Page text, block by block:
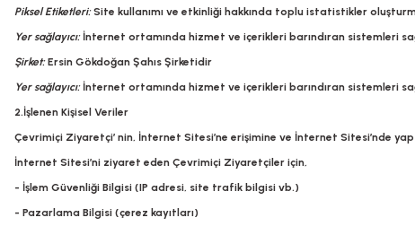
Piksel Etiketleri:Site kullanımı ve etkinliği hakkında toplu istatistikler
Yer sağlayıcı: İnternet ortamında hizmet ve içerikleri barındıran sistemleri
Şirket:Ersin Gökdoğan Şahıs Şirketidir
Yer sağlayıcı: İnternet ortamında hizmet ve içerikleri barındıran sistemleri
2.İşlenen Kişisel Veriler
Çevrimiçi Ziyaretçi’ nin, İnternet Sitesi’ne erişimine ve İnternet Sitesi’nde
İnternet Sitesi’ni ziyaret eden Çevrimiçi Ziyaretçiler için,
- İşlem Güvenliği Bilgisi (IP adresi, site trafik bilgisi vb.)
- Pazarlama Bilgisi (çerez kayıtları)